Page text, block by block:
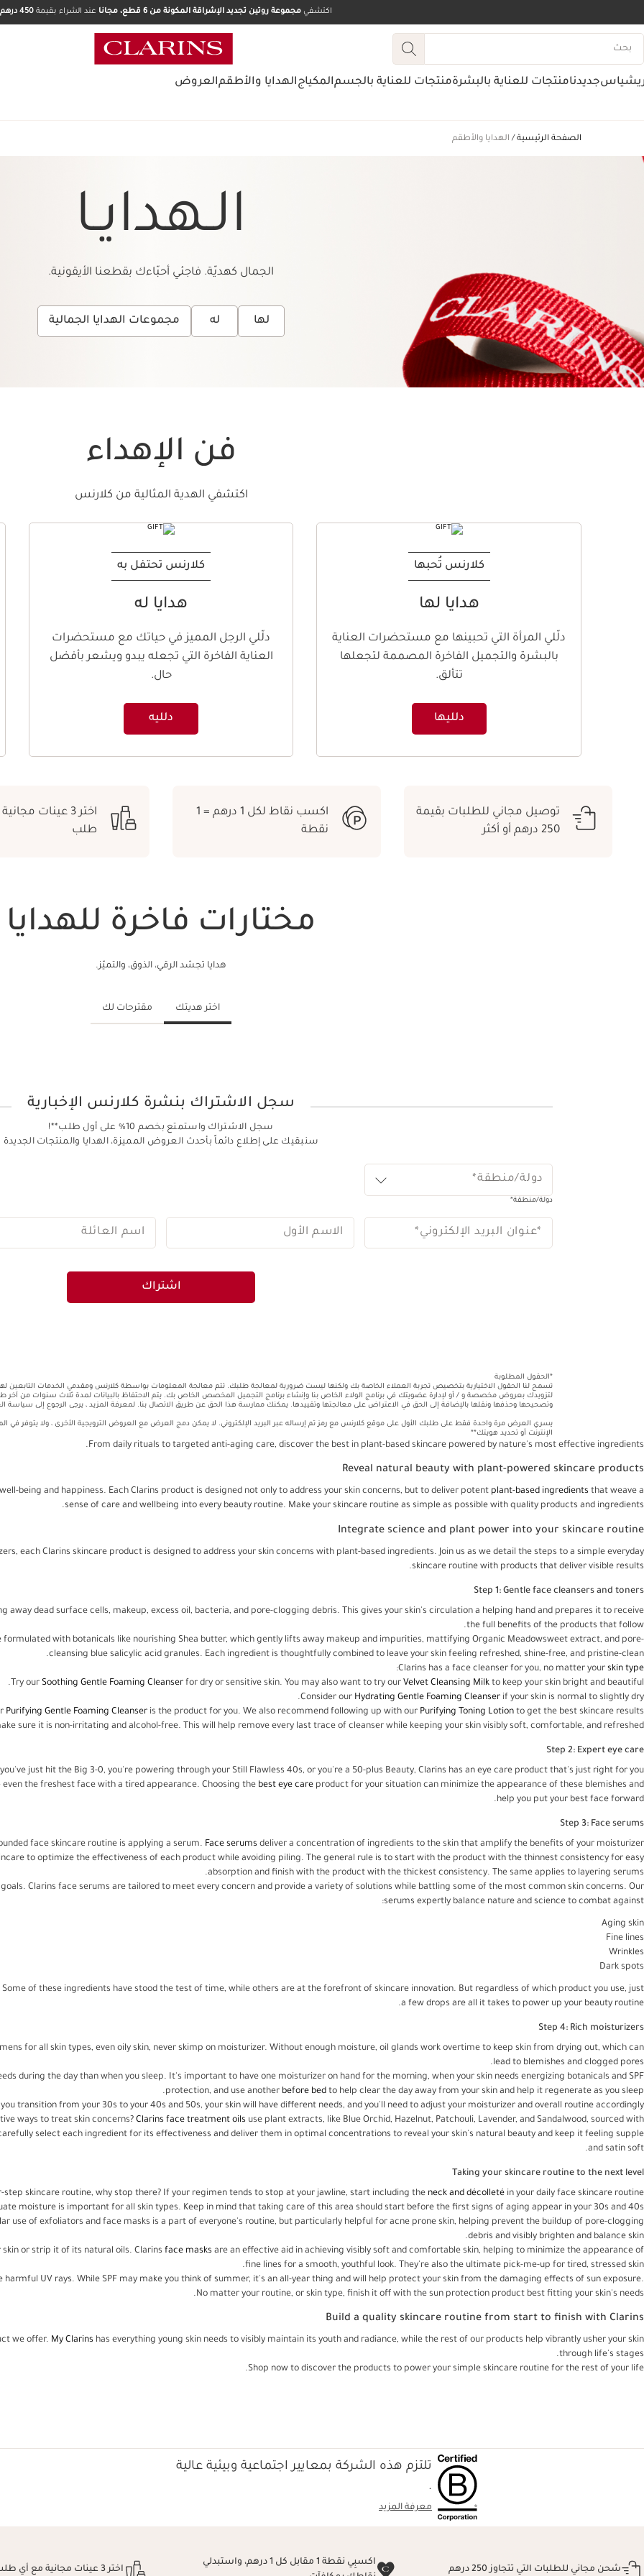
اكتشفي مجموعة روتين تجديد الإشراقة المكونة من 6 قطع، مجانا عند الشراء بقيمة 450 درهم.
جديدنامنتجات للعناية بالبشرةمنتجات للعناية بالجسمالمكياجالهدايا والأطقمالعروض
الصفحة الرئيسية الهدايا والأطقم
الـهدايـا
الجمال كهديّة. فاجئي أحبّاءك بقطعنا الأيقونية.
لها له مجموعات الهدايا الجمالية
فن الإهداء
اكتشفي الهدية المثالية من كلارنس
كلارنس تُحبها
هدايا لها
دلّلي المرأة التي تحبينها مع مستحضرات العناية
بالبشرة والتجميل الفاخرة المصممة لتجعلها
تتألق.
دلليها
كلارنس تحتفل به
هدايا له
دلّلي الرجل المميز في حياتك مع مستحضرات
العناية الفاخرة التي تجعله يبدو ويشعر بأفضل
حال.
دلليه
توصيل مجاني للطلبات بقيمة
250 درهم أو أكثر
اكسب نقاط لكل 1 درهم = 1
نقطة
اختر 3 عينات
طلب
مختارات فاخرة للهدايا
هدايا تجسّد الرقي، الذوق، والتميّز.
اختر هديتك مقترحات لك
سجل الاشتراك بنشرة كلارنس الإخبارية
سجل الاشتراك واستمتع بخصم 10% على أول طلب**!
سنبقيك على إطلاع دائماً بأحدث العروض المميزة، الهدايا والمنتجات الجديدة
دولة/منطقة*
دولة/منطقة*
*عنوان البريد الإلكتروني* الاسم الأول اسم العائلة
اشتراك
*الحقول المطلوبة
تسمح لنا الحقول الاختيارية بتخصيص تجربة العملاء الخاصة بك ولكنها ليست ضرورية لمعالجة طلبك. تتم معالجة المعلومات بواسطة كلارنس ومقدمي الخدمات التابعين
لتزويدك بعروض مخصصة و / أو لإدارة عضويتك في برنامج الولاء الخاص بنا وإنشاء برنامج التجميل المخصص الخاص بك. يتم الاحتفاظ بالبيانات لمدة ثلاث سنوات من
وتصحيحها وحذفها ونقلها بالإضافة إلى الحق في الاعتراض على معالجتها وتقييدها. يمكنك ممارسة هذا الحق عن طريق الاتصال بنا. لمعرفة المزيد ، يرجى الرجوع إلى سياسة
يسري العرض مرة واحدة فقط على طلبك الأول على موقع كلارنس مع رمز تم إرساله عبر البريد الإلكتروني. لا يمكن دمج العرض مع العروض الترويجية الأخرى ، ولا يتوفر في
الإنترنت أو تحديد هويتك**
From daily rituals to targeted anti-aging care, discover the best in plant-based skincare powered by nature's most effective ingredients.
Reveal natural beauty with plant-powered skincare products
being and happiness. Each Clarins product is designed not only to address your skin concerns, but to deliver potent plant-based ingredients that weave a
sense of care and wellbeing into every beauty routine. Make your skincare routine as simple as possible with quality products and ingredients.
Integrate science and plant power into your skincare routine
each Clarins skincare product is designed to address your skin concerns with plant-based ingredients. Join us as we detail the steps to a simple everyday
skincare routine with products that deliver visible results.
Step 1: Gentle face cleansers and toners
away dead surface cells, makeup, excess oil, bacteria, and pore-clogging debris. This gives your skin's circulation a helping hand and prepares it to receive
the full benefits of the products that follow.
with botanicals like nourishing Shea butter, which gently lifts away makeup and impurities, mattifying Organic Meadowsweet extract, and pore-
cleansing blue salicylic acid granules. Each ingredient is thoughtfully combined to leave your skin feeling refreshed, shine-free, and pristine-clean.
Clarins has a face cleanser for you, no matter your skin type
:
Try our Soothing Gentle Foaming Cleanser for dry or sensitive skin. You may also want to try our Velvet Cleansing Milk to keep your skin bright and beautiful.
Consider our Hydrating Gentle Foaming Cleanser if your skin is normal to slightly dry.
Purifying Gentle Foaming Cleanser is the product for you. We also recommend following up with our Purifying Toning Lotion to get the best skincare results.
sure it is non-irritating and alcohol-free. This will help remove every last trace of cleanser while keeping your skin visibly soft, comfortable, and refreshed.
Step 2: Expert eye care
just hit the Big 3-0, you're powering through your Still Flawless 40s, or you're a 50-plus Beauty, Clarins has an eye care product that's just right for you.
the freshest face with a tired appearance. Choosing the best eye care product for your situation can minimize the appearance of these blemishes and
help you put your best face forward.
Step 3: Face serums
face skincare routine is applying a serum. Face serums deliver a concentration of ingredients to the skin that amplify the benefits of your moisturizer.
to optimize the effectiveness of each product while avoiding piling. The general rule is to start with the product with the thinnest consistency for easy
absorption and finish with the product with the thickest consistency. The same applies to layering serums.
Clarins face serums are tailored to meet every concern and provide a variety of solutions while battling some of the most common skin concerns. Our
serums expertly balance nature and science to combat against:
Aging skin
Fine lines
Wrinkles
Dark spots
of these ingredients have stood the test of time, while others are at the forefront of skincare innovation. But regardless of which product you use, just
a few drops are all it takes to power up your beauty routine.
Step 4: Rich moisturizers
for all skin types, even oily skin, never skimp on moisturizer. Without enough moisture, oil glands work overtime to keep skin from drying out, which can
lead to blemishes and clogged pores.
during the day than when you sleep. It's important to have one moisturizer on hand for the morning, when your skin needs energizing botanicals and SPF
protection, and use another before bed to help clear the day away from your skin and help it regenerate as you sleep.
transition from your 30s to your 40s and 50s, your skin will have different needs, and you'll need to adjust your moisturizer and overall routine accordingly.
ways to treat skin concerns? Clarins face treatment oils use plant extracts, like Blue Orchid, Hazelnut, Patchouli, Lavender, and Sandalwood, sourced with
select each ingredient for its effectiveness and deliver them in optimal concentrations to reveal your skin's natural beauty and keep it feeling supple
and satin soft.
Taking your skincare routine to the next level
skincare routine, why stop there? If your regimen tends to stop at your jawline, start including the neck and décolleté in your daily face skincare routine.
moisture is important for all skin types. Keep in mind that taking care of this area should start before the first signs of aging appear in your 30s and 40s.
use of exfoliators and face masks is a part of everyone's routine, but particularly helpful for acne prone skin, helping prevent the buildup of pore-clogging
debris and visibly brighten and balance skin.
or strip it of its natural oils. Clarins face masks are an effective aid in achieving visibly soft and comfortable skin, helping to minimize the appearance of
fine lines for a smooth, youthful look. They're also the ultimate pick-me-up for tired, stressed skin.
harmful UV rays. While SPF may make you think of summer, it's an all-year thing and will help protect your skin from the damaging effects of sun exposure.
No matter your routine, or skin type, finish it off with the sun protection product best fitting your skin's needs.
Build a quality skincare routine from start to finish with Clarins
we offer. My Clarins has everything young skin needs to visibly maintain its youth and radiance, while the rest of our products help vibrantly usher your skin
through life's stages.
Shop now to discover the products to power your simple skincare routine for the rest of your life.
تلتزم هذه الشركة بمعايير اجتماعية وبيئية عالية
.
معرفة المزيد
شحن مجاني للطلبات التي تتجاوز 250 درهم
اكسبِي نقطة 1 مقابل كل 1 درهم، واستبدلي
اختر 3 عينات مجانية مع أي طلب